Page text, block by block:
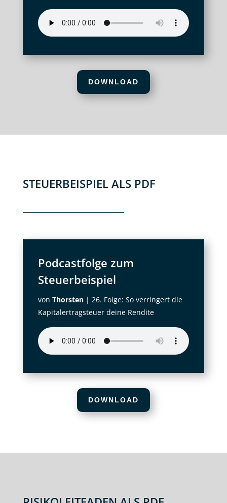
DOWNLOAD
STEUERBEISPIEL ALS PDF
Podcastfolge zum
Steuerbeispiel
von Thorsten| 26. Folge: So verringert die
Kapitalertragsteuer deine Rendite
DOWNLOAD